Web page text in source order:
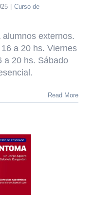
Curso de
externos.
a 20 hs. Viernes
a 20 hs. Sábado
Read More